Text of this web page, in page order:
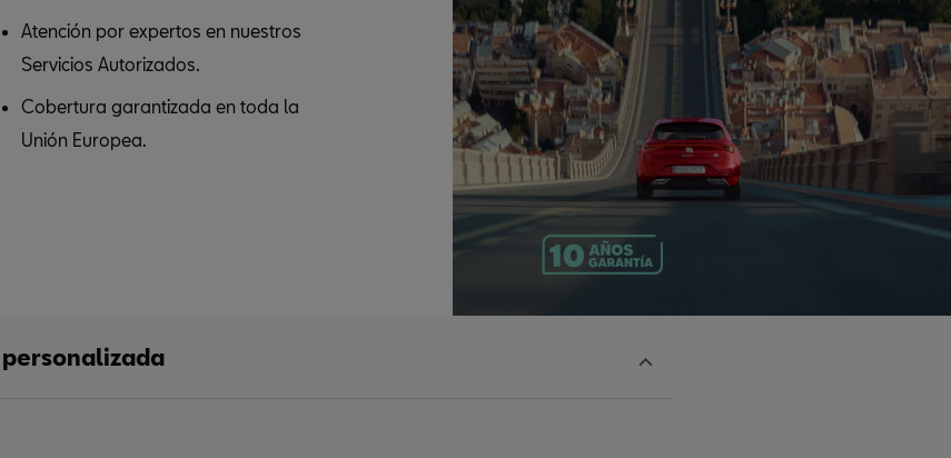
Atención por expertos en nuestros
Servicios Autorizados.
Cobertura garantizada en toda la
Unión Europea.